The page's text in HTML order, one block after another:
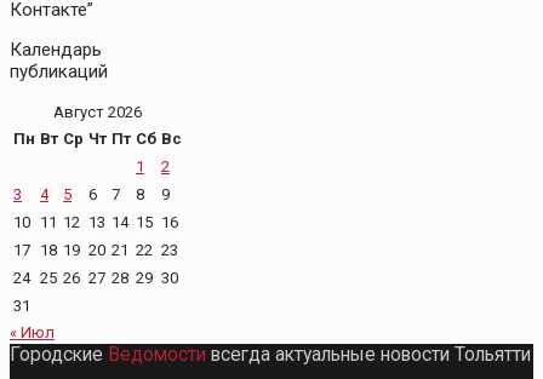
Контакте”
Календарь
публикаций
Август 2026
Пн Вт Ср Чт Пт Сб Вс
1
2
3
4 5 6 7 8
9
10 11 12 13 14 15 16
17 18 19 20 21 22 23
24 25 26 27 28 29 30
31
« Июл
Городские Ведомости всегда актуальные новости Тольятти